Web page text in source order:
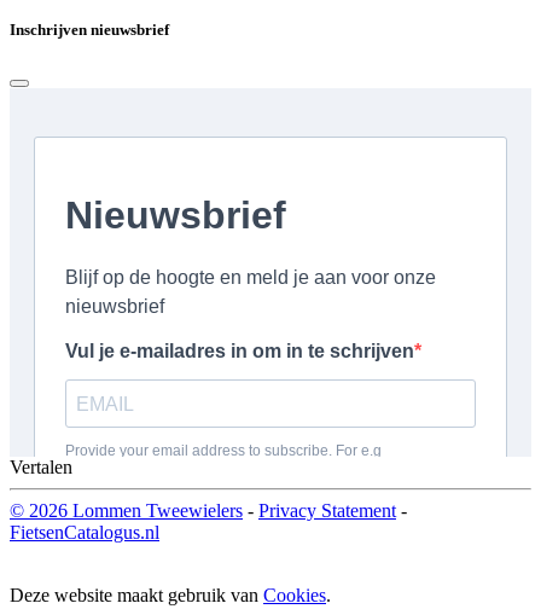
Inschrijven nieuwsbrief
Vertalen
© 2026 Lommen Tweewielers - Privacy Statement -
FietsenCatalogus.nl
Deze website maakt gebruik van Cookies.